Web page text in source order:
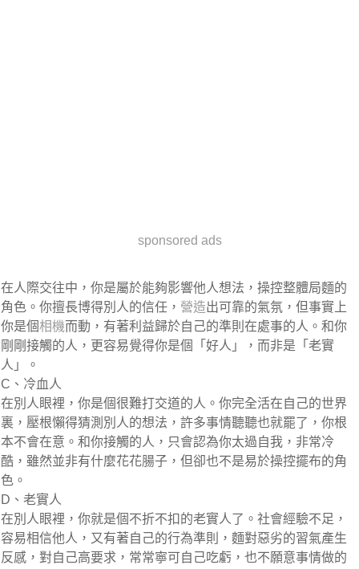
sponsored ads
在人際交往中，你是屬於能夠影響他人想法，操控整體局麵的
角色。你擅長博得別人的信任， 營造出可靠的氣氛，但事實上
你是個相機而動，有著利益歸於自己的準則在處事的人。和你
剛剛接觸的人，更容易覺得你是個「好人」，而非是「老實
人」。
C、冷血人
在別人眼裡，你是個很難打交道的人。你完全活在自己的世界
裏，壓根懶得猜測別人的想法，許多事情聽聽也就罷了，你根
本不會在意。和你接觸的人，只會認為你太過自我，非常冷
酷，雖然並非有什麼花花腸子，但卻也不是易於操控擺布的角
色。
D、老實人
在別人眼裡，你就是個不折不扣的老實人了。社會經驗不足，
容易相信他人，又有著自己的行為準則，麵對惡劣的習氣產生
反感，對自己高要求，常常寧可自己吃虧，也不願意事情做的